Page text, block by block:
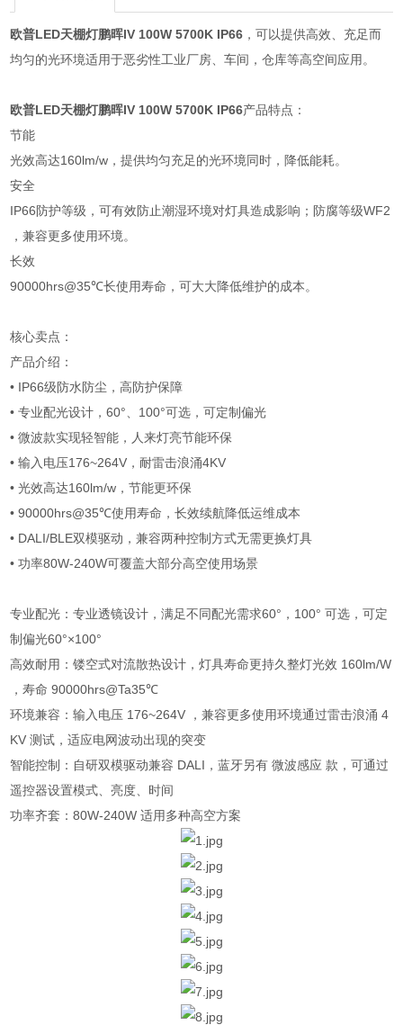
欧普LED天棚灯鹏晖IV 100W 5700K IP66 ，可以提供高效、充足而
均匀的光环境适用于恶劣性工业厂房、车间，仓库等高空间应用。
欧普LED天棚灯鹏晖IV 100W 5700K IP66产品特点：
节能
光效高达160lm/w，提供均匀充足的光环境同时，降低能耗。
安全
IP66防护等级，可有效防止潮湿环境对灯具造成影响；防腐等级WF2
，兼容更多使用环境。
长效
90000hrs@35℃长使用寿命，可大大降低维护的成本。
核心卖点：
产品介绍：
• IP66级防水防尘，高防护保障
• 专业配光设计，60°、100°可选，可定制偏光
• 微波款实现轻智能，人来灯亮节能环保
• 输入电压176~264V，耐雷击浪涌4KV
• 光效高达160lm/w，节能更环保
• 90000hrs@35℃使用寿命，长效续航降低运维成本
• DALI/BLE双模驱动，兼容两种控制方式无需更换灯具
• 功率80W-240W可覆盖大部分高空使用场景
专业配光：专业透镜设计，满足不同配光需求60°，100° 可选，可定
制偏光60°×100°
高效耐用：镂空式对流散热设计，灯具寿命更持久整灯光效 160lm/W
，寿命 90000hrs@Ta35℃
环境兼容：输入电压 176~264V ，兼容更多使用环境通过雷击浪涌 4
KV 测试，适应电网波动出现的突变
智能控制：自研双模驱动兼容 DALI，蓝牙另有 微波感应 款，可通过
遥控器设置模式、亮度、时间
功率齐套：80W-240W 适用多种高空方案